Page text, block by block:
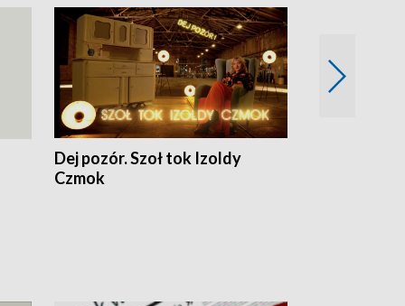
Dej pozór. Szoł tok Izoldy
Czmok